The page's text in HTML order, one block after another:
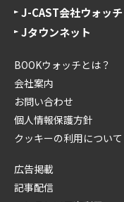
J-CAST会社ウォッチ
Jタウンネット
BOOKウォッチとは？
会社案内
お問い合わせ
個人情報保護方針
クッキーの利用について
広告掲載
記事配信